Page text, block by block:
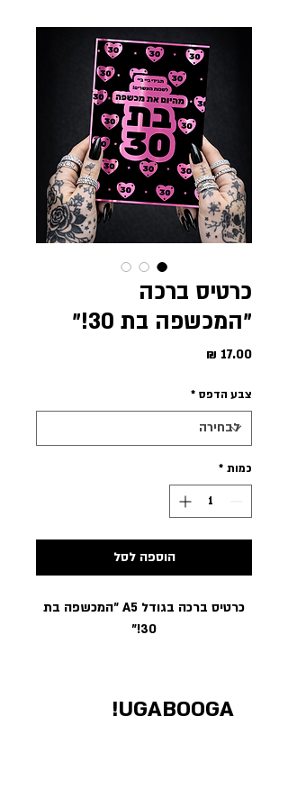
כרטיס ברכה
״המכשפה בת 30!״
צבע הדפס *
כמות *
הוספה לסל
כרטיס ברכה בגודל A5 ״המכשפה בת
30!״
UGABOOGA!